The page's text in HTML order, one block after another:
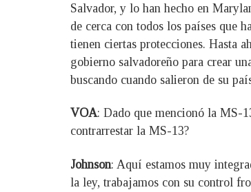
Salvador, y lo han hecho en
de cerca con todos los países que
tienen ciertas protecciones. Hasta
gobierno salvadoreño para crear
buscando cuando salieron de su
VOA: Dado que mencionó la MS-
contrarrestar la MS-13?
Johnson: Aquí estamos muy
la ley, trabajamos con su control